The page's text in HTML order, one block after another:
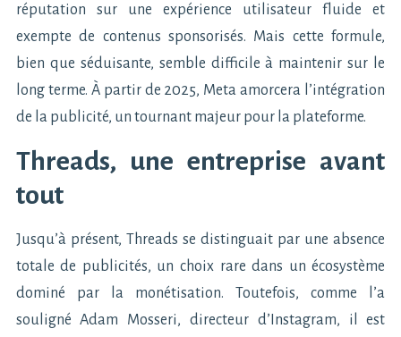
réputation sur une expérience utilisateur fluide et
exempte de contenus sponsorisés. Mais cette formule,
bien que séduisante, semble difficile à maintenir sur le
long terme. À partir de 2025, Meta amorcera l’intégration
de la publicité, un tournant majeur pour la plateforme.
Threads, une entreprise avant
tout
Jusqu’à présent, Threads se distinguait par une absence
totale de publicités, un choix rare dans un écosystème
dominé par la monétisation. Toutefois, comme l’a
souligné Adam Mosseri, directeur d’Instagram, il est